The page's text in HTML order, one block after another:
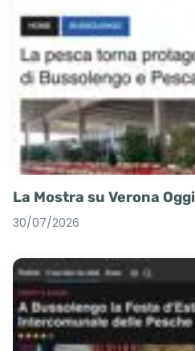
La Mostra su Verona Oggi
30/07/2026